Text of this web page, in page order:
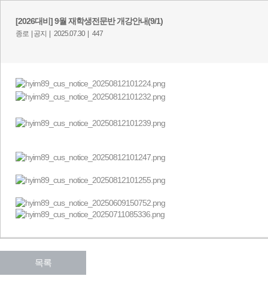
[2026대비] 9월 재학생전문반 개강안내(9/1)
종로 | 공지 | 2025.07.30 | 447
목록